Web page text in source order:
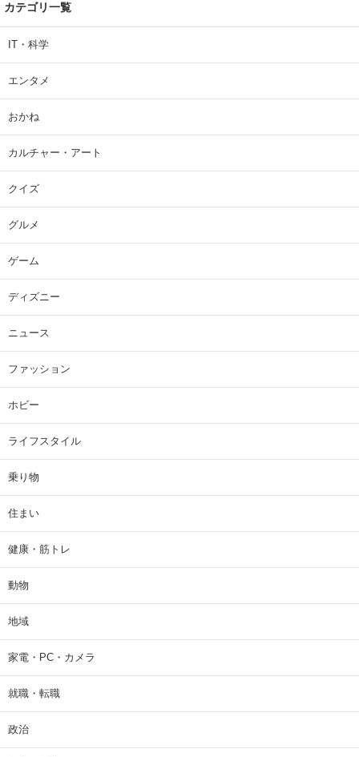
カテゴリ一覧
IT・科学
エンタメ
おかね
カルチャー・アート
クイズ
グルメ
ゲーム
ディズニー
ニュース
ファッション
ホビー
ライフスタイル
乗り物
住まい
健康・筋トレ
動物
地域
家電・PC・カメラ
就職・転職
政治